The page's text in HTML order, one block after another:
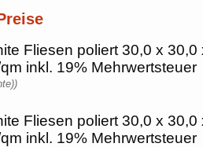
Fliesen poliert 30,0 x 30,0
inkl. 19% Mehrwertsteuer
Fliesen poliert 30,0 x 30,0
inkl. 19% Mehrwertsteuer